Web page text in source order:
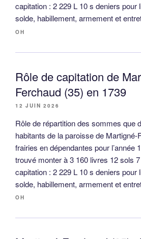
capitation : 2 229 L 10 s deniers pour
solde, habillement, armement et
OH
Rôle de capitation de
Ferchaud (35) en 1739
12 JUIN 2026
Rôle de répartition des sommes que
habitants de la paroisse de
frairies en dépendantes pour l’année
trouvé monter à 3 160 livres 12 sols
capitation : 2 229 L 10 s deniers pour
solde, habillement, armement et
OH